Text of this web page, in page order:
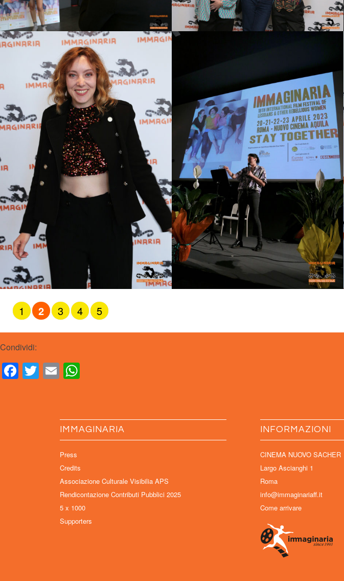
1 2 3 4 5
Condividi:
Facebook
Twitter
Email
IMMAGINARIA
Press
Credits
Associazione Culturale Visibilia APS
Rendicontazione Contributi Pubblici 2025
5 x 1000
Supporters
INFORMAZIONI
CINEMA NUOVO SACHER
Largo Ascianghi 1
Roma
info@immaginariaff.it
Come arrivare